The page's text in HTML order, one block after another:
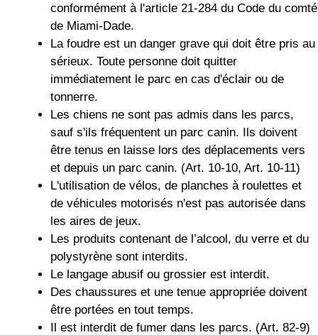
conformément à l'article 21-284 du Code du comté
de Miami-Dade.
La foudre est un danger grave qui doit être pris au
sérieux. Toute personne doit quitter
immédiatement le parc en cas d'éclair ou de
tonnerre.
Les chiens ne sont pas admis dans les parcs,
sauf s'ils fréquentent un parc canin. Ils doivent
être tenus en laisse lors des déplacements vers
et depuis un parc canin. (Art. 10-10, Art. 10-11)
L'utilisation de vélos, de planches à roulettes et
de véhicules motorisés n'est pas autorisée dans
les aires de jeux.
Les produits contenant de l’alcool, du verre et du
polystyrène sont interdits.
Le langage abusif ou grossier est interdit.
Des chaussures et une tenue appropriée doivent
être portées en tout temps.
Il est interdit de fumer dans les parcs. (Art. 82-9)